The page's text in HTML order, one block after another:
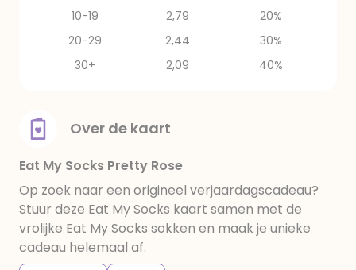
10-19
2,79
20%
20-29
2,44
30%
30+
2,09 40%
Over de kaart
Eat My Socks Pretty Rose
Op zoek naar een origineel verjaardagscadeau?
Stuur deze Eat My Socks kaart samen met de
vrolijke Eat My Socks sokken en maak je unieke
cadeau helemaal af.